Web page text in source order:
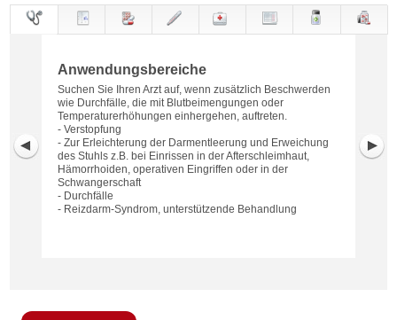
Anwendungsbereiche
Suchen Sie Ihren Arzt auf, wenn zusätzlich Beschwerden
wie Durchfälle, die mit Blutbeimengungen oder
Temperaturerhöhungen einhergehen, auftreten.
- Verstopfung
- Zur Erleichterung der Darmentleerung und Erweichung
des Stuhls z.B. bei Einrissen in der Afterschleimhaut,
Hämorrhoiden, operativen Eingriffen oder in der
Schwangerschaft
- Durchfälle
- Reizdarm-Syndrom, unterstützende Behandlung